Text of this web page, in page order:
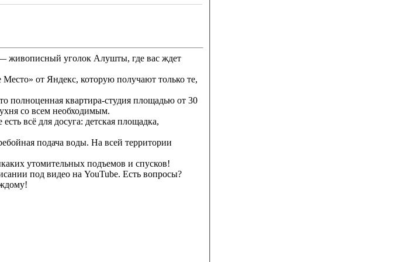
от Яндекс, которую получают только те,
полноценная квартира-студия площадью от 30
со всем необходимым.
всё для досуга: детская площадка,
подача воды. На всей территории
утомительных подъемов и спусков!
под видео на YouTube. Есть вопросы?